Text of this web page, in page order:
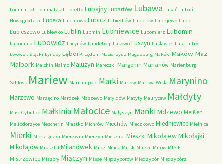
Lommatsch Lommatzsch Loretto Lubajny Lubartów Lubawa Lubań Lubań
Nowogrodziec Lubeka Lubiatowo Lubicz Lubiechów Lubiejew Lubiejewo Lubiel
Lubieszewo Lublewko Lublin Lubmin Lubniewice Lubomierz Lubomin
Lubomino Lubowidz Lucynów Lundeborg Lusowo Luszyn Lusławice Luta Lutry
Lwówek Śląski Lyndby Lębork Lędzin Macierzysz Magdeburg Maków Maków Maz.
Malbork Malchin Malmo Malużyn Mareczki Margonin Marianów Marienburg
Schloss Mariew Marijampole Marki Marlow Martwa Wisła Marynino
Marzewo Marzęcino Marózek Maszewo Matyldów Matyty Maurycew Małdyty
Małe Cybulice Małkinia Małocice Małyszyn MańkiMdzewo Meißen
Melibdorzyce Mescherin Miastko Michrów Miechów Mieczkowo Miedniewice Mielnica
Mierki Mierziączka Mierzwin Mierzyn Mieszaki Mieszki MikołajewMikołajki
Mikołajów Miksztal Milanówek Milcz Milicz Mirsk Mirzec Mirów MISIE
Mistrzewice Miszory Miączyn Miąse Międzyborów Międzybór Międzybórz